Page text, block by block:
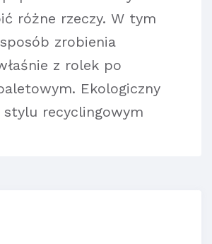
różne rzeczy. W tym
zrobienia
z rolek po
Ekologiczny
recyclingowym